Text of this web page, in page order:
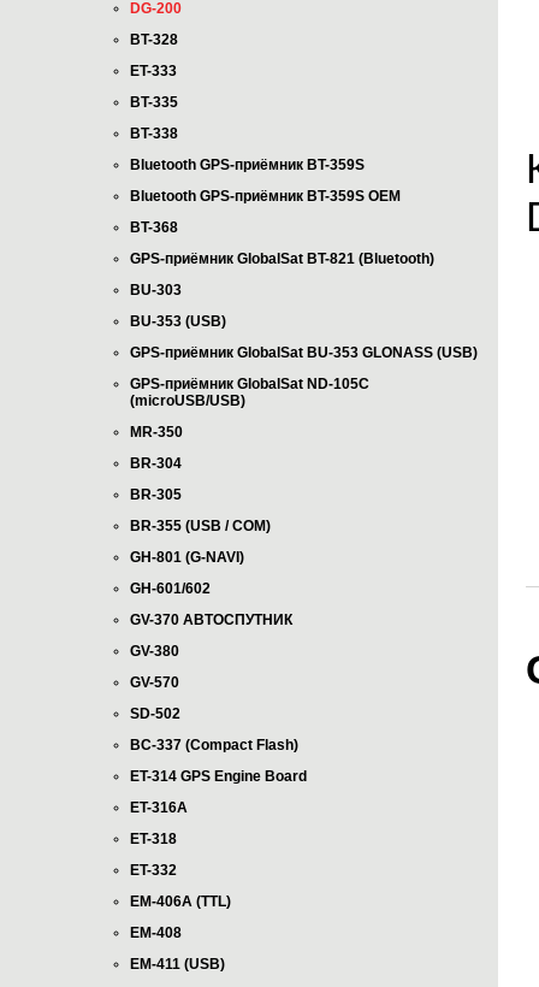
DG-200
BT-328
ET-333
BT-335
BT-338
Bluetooth GPS-приёмник BT-359S
Bluetooth GPS-приёмник BT-359S OEM
BT-368
GPS-приёмник GlobalSat BT-821 (Bluetooth)
BU-303
BU-353 (USB)
GPS-приёмник GlobalSat BU-353 GLONASS (USB)
GPS-приёмник GlobalSat ND-105C
(microUSB/USB)
MR-350
BR-304
BR-305
BR-355 (USB / COM)
GH-801 (G-NAVI)
GH-601/602
GV-370 АВТОСПУТНИК
GV-380
GV-570
SD-502
BC-337 (Compact Flash)
ET-314 GPS Engine Board
ET-316A
ET-318
ET-332
EM-406A (TTL)
EM-408
EM-411 (USB)